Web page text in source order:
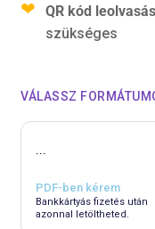
QR kód
szükséges
VÁLASSZ
...
PDF-ben kérem
Bankkártyás fizetés után
azonnal letöltheted.